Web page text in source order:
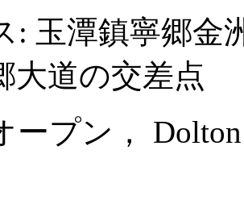
: 玉潭鎮寧郷金
大道の交差点
ープン， Dolton